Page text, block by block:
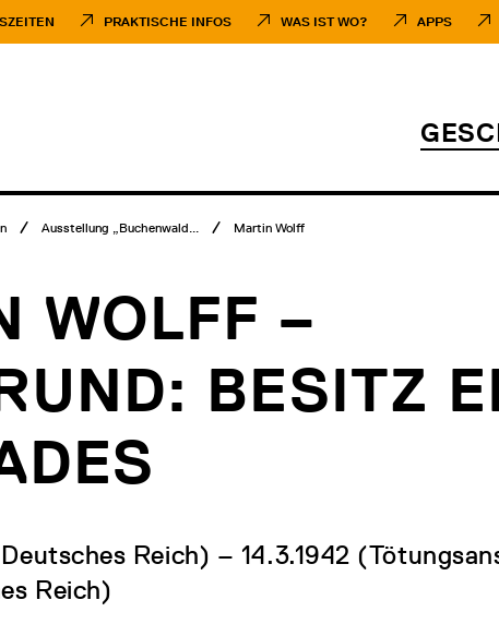
PRAKTISCHE INFOS WAS IST WO? APPS
Ausstellung „Buchenwald... Martin Wolff
WOLFF –
BESITZ
Reich) – 14.3.1942
Reich)